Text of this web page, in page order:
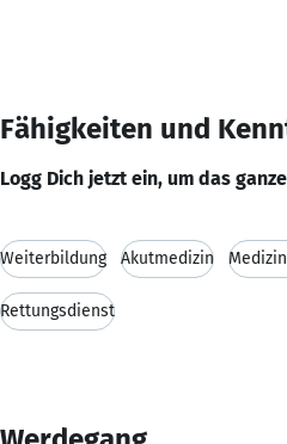
Fähigkeiten und
Logg Dich jetzt ein, um das
Weiterbildung Akutmedizin
Rettungsdienst